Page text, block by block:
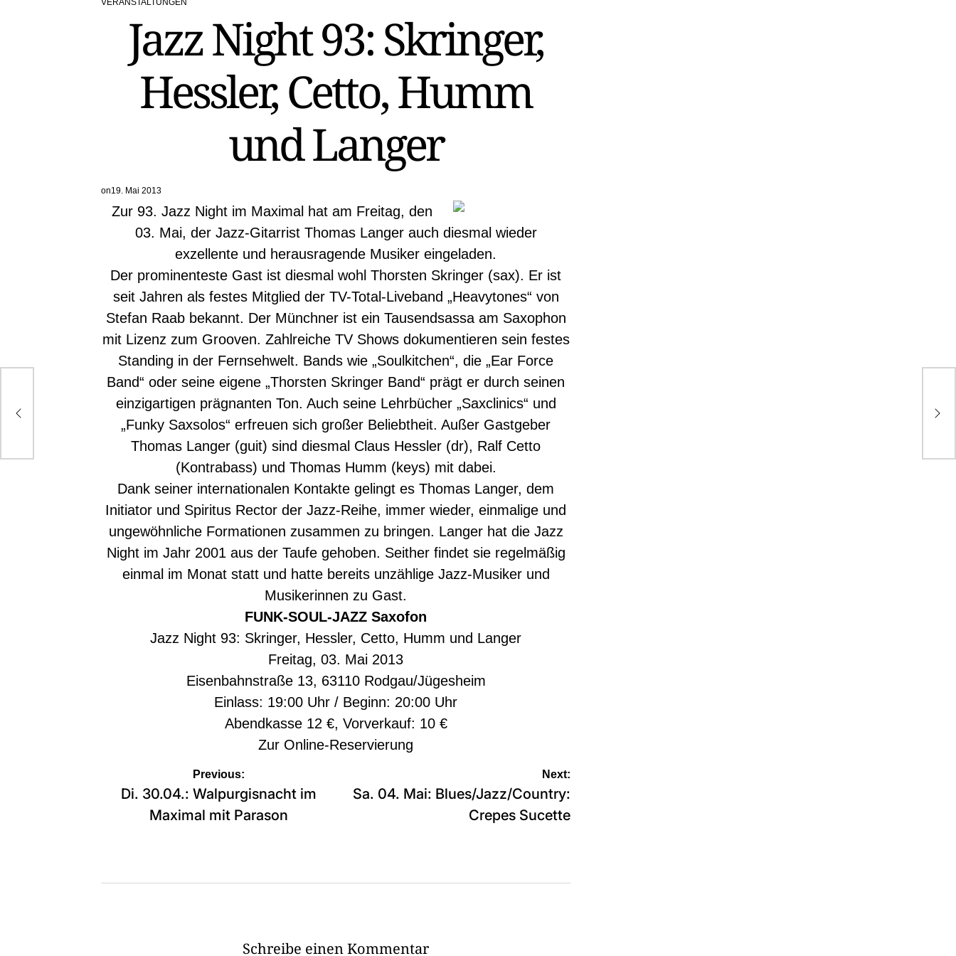
POSTED
Jazz Night 93: Skringer,
Hessler, Cetto, Humm
und Langer
on19. Mai 2013
Zur 93. Jazz Night im Maximal hat am Freitag, den
03. Mai, der Jazz-Gitarrist Thomas Langer auch diesmal wieder
exzellente und herausragende Musiker eingeladen.
Der prominenteste Gast ist diesmal wohl Thorsten Skringer (sax). Er ist
seit Jahren als festes Mitglied der TV-Total-Liveband „Heavytones“ von
Stefan Raab bekannt. Der Münchner ist ein Tausendsassa am Saxophon
mit Lizenz zum Grooven. Zahlreiche TV Shows dokumentieren sein festes
Standing in der Fernsehwelt. Bands wie „Soulkitchen“, die „Ear Force
Band“ oder seine eigene „Thorsten Skringer Band“ prägt er durch seinen
einzigartigen prägnanten Ton. Auch seine Lehrbücher „Saxclinics“ und
„Funky Saxsolos“ erfreuen sich großer Beliebtheit. Außer Gastgeber
Thomas Langer (guit) sind diesmal Claus Hessler (dr), Ralf Cetto
(Kontrabass) und Thomas Humm (keys) mit dabei.
Dank seiner internationalen Kontakte gelingt es Thomas Langer, dem
Initiator und Spiritus Rector der Jazz-Reihe, immer wieder, einmalige und
ungewöhnliche Formationen zusammen zu bringen. Langer hat die Jazz
Night im Jahr 2001 aus der Taufe gehoben. Seither findet sie regelmäßig
einmal im Monat statt und hatte bereits unzählige Jazz-Musiker und
Musikerinnen zu Gast.
FUNK-SOUL-JAZZ Saxofon
Jazz Night 93: Skringer, Hessler, Cetto, Humm und Langer
Freitag, 03. Mai 2013
Eisenbahnstraße 13, 63110 Rodgau/Jügesheim
Einlass: 19:00 Uhr / Beginn: 20:00 Uhr
Abendkasse 12 €, Vorverkauf: 10 €
Zur Online-Reservierung
Beitragsnavigation
Previous:
Di. 30.04.: Walpurgisnacht im
Maximal mit Parason
Next:
Sa. 04. Mai: Blues/Jazz/Country:
Crepes Sucette
Schreibe einen Kommentar